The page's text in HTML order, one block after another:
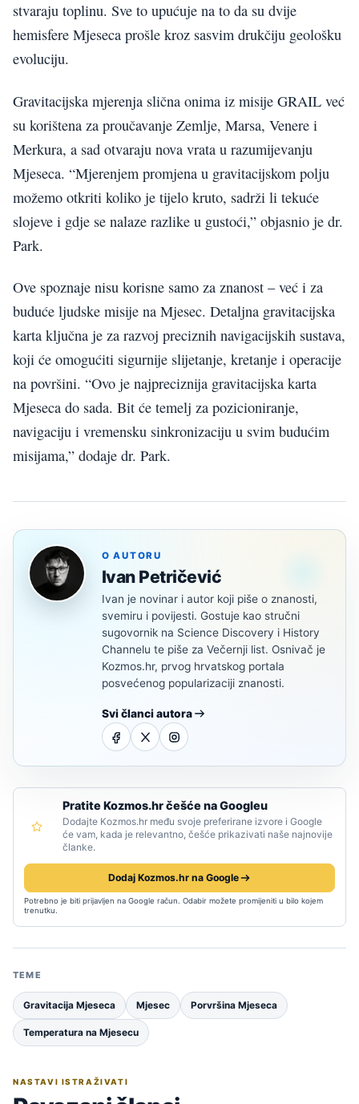
stvaraju toplinu. Sve to upućuje na to da su dvije
hemisfere Mjeseca prošle kroz sasvim drukčiju geološku
evoluciju.
Gravitacijska mjerenja slična onima iz misije GRAIL već
su korištena za proučavanje Zemlje, Marsa, Venere i
Merkura, a sad otvaraju nova vrata u razumijevanju
Mjeseca. “Mjerenjem promjena u gravitacijskom polju
možemo otkriti koliko je tijelo kruto, sadrži li tekuće
slojeve i gdje se nalaze razlike u gustoći,” objasnio je dr.
Park.
Ove spoznaje nisu korisne samo za znanost – već i za
buduće ljudske misije na Mjesec. Detaljna gravitacijska
karta ključna je za razvoj preciznih navigacijskih sustava,
koji će omogućiti sigurnije slijetanje, kretanje i operacije
na površini. “Ovo je najpreciznija gravitacijska karta
Mjeseca do sada. Bit će temelj za pozicioniranje,
navigaciju i vremensku sinkronizaciju u svim budućim
misijama,” dodaje dr. Park.
O AUTORU
Ivan Petričević
Ivan je novinar i autor koji piše o znanosti,
svemiru i povijesti. Gostuje kao stručni
sugovornik na Science Discovery i History
Channelu te piše za Večernji list. Osnivač je
Kozmos.hr, prvog hrvatskog portala
posvećenog popularizaciji znanosti.
Svi članci autora
Pratite Kozmos.hr češće na Googleu
Dodajte Kozmos.hr među svoje preferirane izvore i Google
će vam, kada je relevantno, češće prikazivati naše najnovije
članke.
Dodaj Kozmos.hr na Google
Potrebno je biti prijavljen na Google račun. Odabir možete promijeniti u bilo kojem
trenutku.
TEME
Gravitacija Mjeseca Mjesec Porvršina Mjeseca
Temperatura na Mjesecu
NASTAVI ISTRAŽIVATI